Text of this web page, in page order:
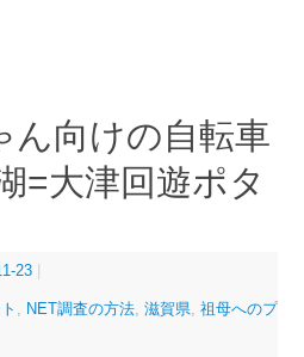
ん向けの自転車
=大津回遊ポタ
23
NET調査の方法, 滋賀県, 祖母へのプ